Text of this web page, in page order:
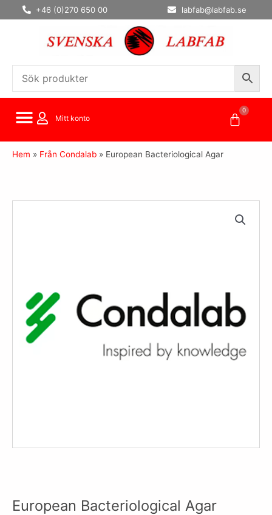
Hoppa
till
+46 (0)270 650 00 labfab@labfab.se
Mitt konto
0
Hem » Från Condalab » European Bacteriological Agar
European Bacteriological Agar